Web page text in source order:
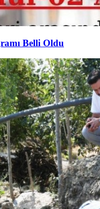
Belli Oldu